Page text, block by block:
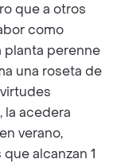
que a otros
como
planta perenne
una roseta de
la acedera
verano,
alcanzan 1